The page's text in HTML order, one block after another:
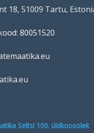
18, 51009 Tartu,
80051520
Seltsi 100. üldkoosolek